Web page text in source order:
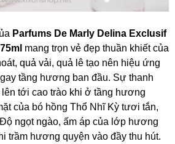
Parfums De Marly Delina Exclusif
mang trọn vẻ đẹp thuần khiết của
quả vải, quả lê tạo nên hiệu ứng
tầng hương ban đầu. Sự thanh
tới cao trào khi ở tầng hương
của bó hồng Thổ Nhĩ Kỳ tươi tắn,
ngọt ngào, ấm áp của lớp hương
trầm hương quyện vào đầy thu hút.